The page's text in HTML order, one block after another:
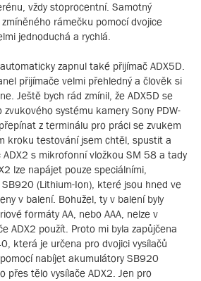
vždy stoprocentní. Samotný
rámečku pomocí dvojice
jednoduchá a rychlá.
zapnul také přijímač ADX5D.
přijímače velmi přehledný a člověk si
Ještě bych rád zmínil, že ADX5D se
zvukového systému kamery Sony PDW-
z terminálu pro práci se zvukem
kroku testování jsem chtěl, spustit a
ADX2 s mikrofonní vložkou SM 58 a tady
lze napájet pouze speciálními,
(Lithium-Ion), které jsou hned ve
v balení. Bohužel, ty v balení byly
formáty AA, nebo AAA, nelze v
ADX2 použít. Proto mi byla zapůjčena
která je určena pro dvojici vysílačů
nabíjet akumulátory SB920
přes tělo vysílače ADX2. Jen pro